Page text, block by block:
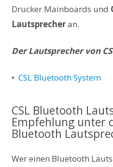
Drucker Mainboards und
Lautsprecheran.
Der Lautsprecher von
• CSL Bluetooth System
CSL Bluetooth
Empfehlung unter
Bluetooth
Wer einen Bluetooth